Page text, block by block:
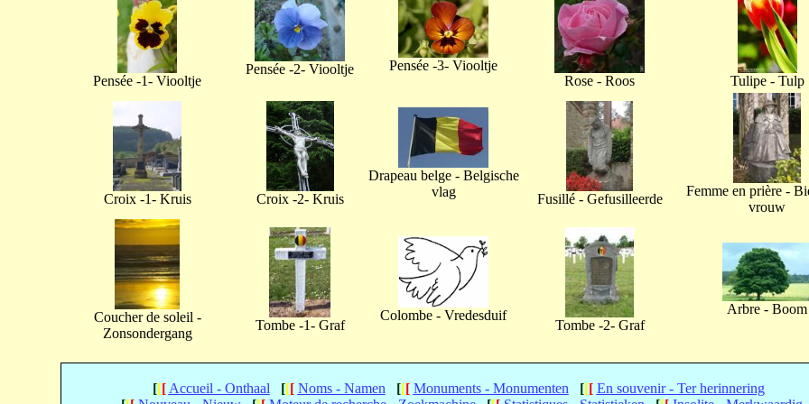
Pensée -1- Viooltje
Pensée -2- Viooltje
Pensée -3- Viooltje
Rose - Roos
Tulipe - Tulp
Croix -1- Kruis Croix -2- Kruis
Drapeau belge - Belgische
vlag
Fusillé - Gefusilleerde
Femme en prière -
vrouw
Coucher de soleil -
Zonsondergang
Tombe -1- Graf
Colombe - Vredesduif
Tombe -2- Graf
Arbre - Boom
[[[ Accueil - Onthaal [[[ Noms - Namen [[[ Monuments - Monumenten [[[ En souvenir - Ter herinnering